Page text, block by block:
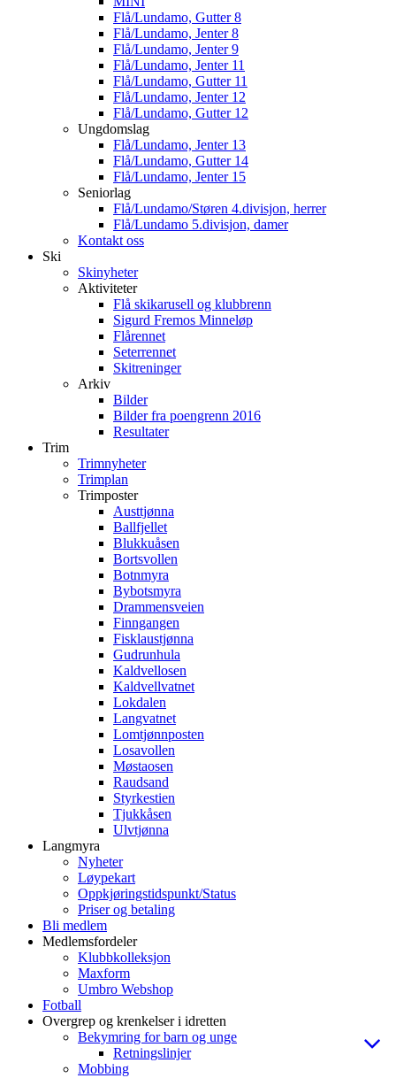
Flå/Lundamo, Gutter 8
Flå/Lundamo, Jenter 8
Flå/Lundamo, Jenter 9
Flå/Lundamo, Jenter 11
Flå/Lundamo, Gutter 11
Flå/Lundamo, Jenter 12
Flå/Lundamo, Gutter 12
Ungdomslag
Flå/Lundamo, Jenter 13
Flå/Lundamo, Gutter 14
Flå/Lundamo, Jenter 15
Seniorlag
Flå/Lundamo/Støren 4.divisjon, herrer
Flå/Lundamo 5.divisjon, damer
Kontakt oss
Ski
Skinyheter
Aktiviteter
Flå skikarusell og klubbrenn
Sigurd Fremos Minneløp
Flårennet
Seterrennet
Skitreninger
Arkiv
Bilder
Bilder fra poengrenn 2016
Resultater
Trim
Trimnyheter
Trimplan
Trimposter
Austtjønna
Ballfjellet
Blukkuåsen
Bortsvollen
Botnmyra
Bybotsmyra
Drammensveien
Finngangen
Fisklaustjønna
Gudrunhula
Kaldvellosen
Kaldvellvatnet
Lokdalen
Langvatnet
Lomtjønnposten
Losavollen
Møstaosen
Raudsand
Styrkestien
Tjukkåsen
Ulvtjønna
Langmyra
Nyheter
Løypekart
Oppkjøringstidspunkt/Status
Priser og betaling
Bli medlem
Medlemsfordeler
Klubbkolleksjon
Maxform
Umbro Webshop
Fotball
Overgrep og krenkelser i idretten
Bekymring for barn og unge
Retningslinjer
Mobbing